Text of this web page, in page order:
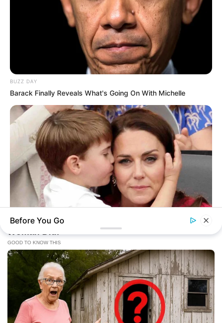
BUZZ DAY
Barack Finally Reveals What's Going On With Michelle
BUZZ DAY
Kate Middleton Can't Stop Finding These In Prince Louis's
Bed
Before You Go